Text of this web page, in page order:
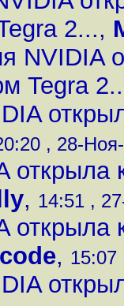
2...,
NVIDIA
Tegra
, 28-
, 14:51 ,
, 15:07